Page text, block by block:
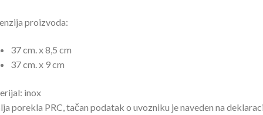
proizvoda:
37 cm. x 8,5 cm
37 cm. x 9 cm
inox
porekla PRC, tačan podatak o uvozniku je naveden na